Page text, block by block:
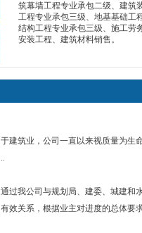
筑幕墙工程专业承包二级、建筑
工程专业承包三级、地基基础工
结构工程专业承包三级、施工劳
安装工程、建筑材料销售。
建筑业，公司一直以来视质量为生
过我公司与规划局、建委、城建和
效关系，根据业主对进度的总体要